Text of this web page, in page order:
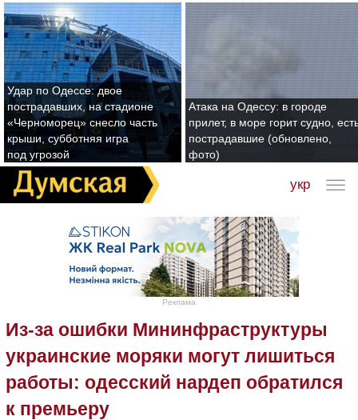
Удар по Одессе: двое
пострадавших, на стадионе
«Черноморец» снесло часть
крыши, субботняя игра
под угрозой
Атака на Одессу: в городе
прилет, в море горит судно,
пострадавшие (обновлено,
фото)
укр
Реклама
Из-за ошибки Мининфраструктуры
украинские моряки могут лишиться
работы: одесский нардеп обратился
к премьеру